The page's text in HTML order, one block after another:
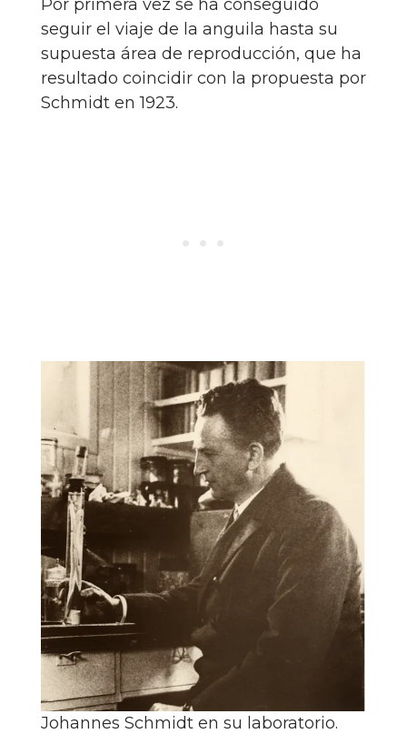
Por primera vez se ha conseguido
seguir el viaje de la anguila hasta su
supuesta área de reproducción, que ha
resultado coincidir con la propuesta por
Schmidt en 1923.
Johannes Schmidt en su laboratorio.